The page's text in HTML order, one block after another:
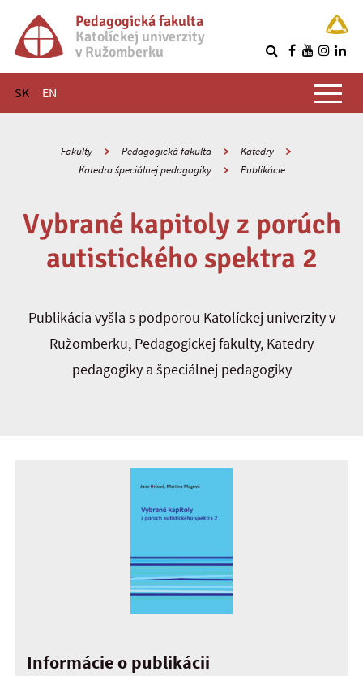
Pedagogická fakulta
Katolíckej univerzity
v Ružomberku
SK EN
Hlavné menu
Fakulty Pedagogická fakulta
Katedry
Katedra špeciálnej pedagogiky
Publikácie
Vybrané kapitoly z porúch
autistického spektra 2
Publikácia vyšla s podporou Katolíckej univerzity v
Ružomberku, Pedagogickej fakulty, Katedry
pedagogiky a špeciálnej pedagogiky
Informácie o publikácii